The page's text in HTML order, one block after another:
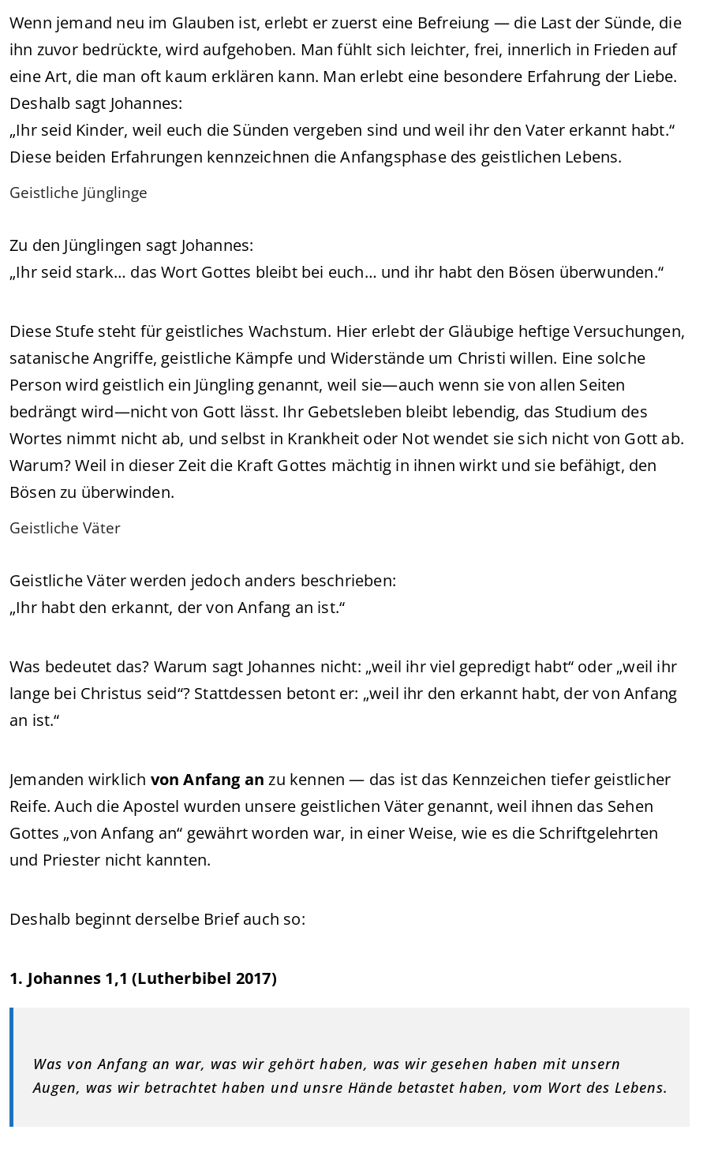
Wenn jemand neu im Glauben ist, erlebt er zuerst eine Befreiung — die Last der Sünde, die
ihn zuvor bedrückte, wird aufgehoben. Man fühlt sich leichter, frei, innerlich in Frieden auf
eine Art, die man oft kaum erklären kann. Man erlebt eine besondere Erfahrung der Liebe.
Deshalb sagt Johannes:
„Ihr seid Kinder, weil euch die Sünden vergeben sind und weil ihr den Vater erkannt habt.“
Diese beiden Erfahrungen kennzeichnen die Anfangsphase des geistlichen Lebens.
Geistliche Jünglinge
Zu den Jünglingen sagt Johannes:
„Ihr seid stark… das Wort Gottes bleibt bei euch… und ihr habt den Bösen überwunden.“
Diese Stufe steht für geistliches Wachstum. Hier erlebt der Gläubige heftige Versuchungen,
satanische Angriffe, geistliche Kämpfe und Widerstände um Christi willen. Eine solche
Person wird geistlich ein Jüngling genannt, weil sie—auch wenn sie von allen Seiten
bedrängt wird—nicht von Gott lässt. Ihr Gebetsleben bleibt lebendig, das Studium des
Wortes nimmt nicht ab, und selbst in Krankheit oder Not wendet sie sich nicht von Gott ab.
Warum? Weil in dieser Zeit die Kraft Gottes mächtig in ihnen wirkt und sie befähigt, den
Bösen zu überwinden.
Geistliche Väter
Geistliche Väter werden jedoch anders beschrieben:
„Ihr habt den erkannt, der von Anfang an ist.“
Was bedeutet das? Warum sagt Johannes nicht: „weil ihr viel gepredigt habt“ oder „weil ihr
lange bei Christus seid“? Stattdessen betont er: „weil ihr den erkannt habt, der von Anfang
an ist.“
Jemanden wirklich von Anfang an zu kennen — das ist das Kennzeichen tiefer geistlicher
Reife. Auch die Apostel wurden unsere geistlichen Väter genannt, weil ihnen das Sehen
Gottes „von Anfang an“ gewährt worden war, in einer Weise, wie es die Schriftgelehrten
und Priester nicht kannten.
Deshalb beginnt derselbe Brief auch so:
1. Johannes 1,1 (Lutherbibel 2017)
Was von Anfang an war, was wir gehört haben, was wir gesehen haben mit unsern
Augen, was wir betrachtet haben und unsre Hände betastet haben, vom Wort des Lebens.